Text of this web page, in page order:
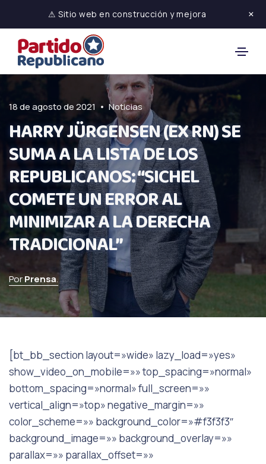
⚠ Sitio web en construcción y mejora ×
18 de agosto de 2021 • Noticias
HARRY JÜRGENSEN (EX RN) SE
SUMA A LA LISTA DE LOS
REPUBLICANOS: “SICHEL
COMETE UN ERROR AL
MINIMIZAR A LA DERECHA
TRADICIONAL”
PorPrensa.
[bt_bb_section layout=»wide» lazy_load=»yes»
show_video_on_mobile=»» top_spacing=»normal»
bottom_spacing=»normal» full_screen=»»
vertical_align=»top» negative_margin=»»
color_scheme=»» background_color=»#f3f3f3″
background_image=»» background_overlay=»»
parallax=»» parallax_offset=»»